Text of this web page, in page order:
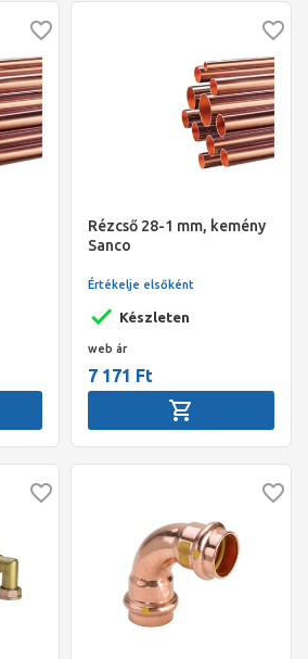
Rézcső 28-1 mm, kemény
Sanco
Készleten
Értékelje elsőként
web ár
7 171 Ft